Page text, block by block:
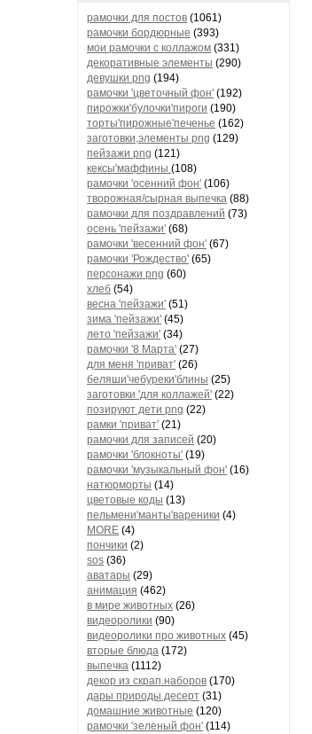
рамочки для постов (1061)
рамочки бордюрные (393)
мои рамочки с коллажом (331)
декоративные элементы (290)
девушки png (194)
рамочки 'цветочный фон' (192)
пирожки'булочки'пироги (190)
торты'пирожные'печенье (162)
заготовки,элементы png (129)
пейзажи png (121)
кексы'маффины (108)
рамочки 'осенний фон' (106)
творожная/сырная выпечка (88)
рамочки для поздравлений (73)
осень 'пейзажи' (68)
рамочки 'весенний фон' (67)
рамочки 'Рождество' (65)
персонажи png (60)
хлеб (54)
весна 'пейзажи' (51)
зима 'пейзажи' (45)
лето 'пейзажи' (34)
рамочки '8 Марта' (27)
для меня 'приват' (26)
беляши'чебуреки'блины (25)
заготовки 'для коллажей' (22)
позируют дети png (22)
рамки 'приват' (21)
рамочки для записей (20)
рамочки 'блокноты' (19)
рамочки 'музыкальный фон' (16)
натюрморты (14)
цветовые коды (13)
пельмени'манты'вареники (4)
MORE (4)
пончики (2)
sos (36)
аватары (29)
анимация (462)
в мире животных (26)
видеоролики (90)
видеоролики про животных (45)
вторые блюда (172)
выпечка (1112)
декор из скрап.наборов (170)
дары природы десерт (31)
домашние животные (120)
рамочки 'зеленый фон' (114)